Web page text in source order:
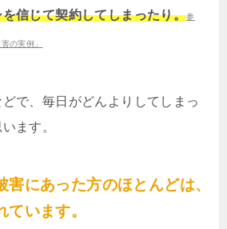
信じて契約してしまったり。参
の実例」
で、毎日がどんよりしてしまっ
ます。
害にあった方のほとんどは、
います。